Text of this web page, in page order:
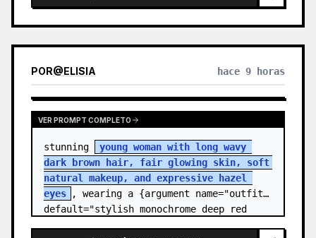
POR@ELISIA hace 9 horas
VER PROMPT COMPLETO
stunning
young woman with long wavy
dark brown hair, fair glowing skin, soft
natural makeup, and expressive hazel
eyes
, wearing a {argument name="outfit"
default="stylish monochrome deep red